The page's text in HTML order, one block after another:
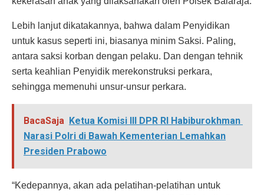
Lebih lanjut dikatakannya, bahwa dalam Penyidikan
untuk kasus seperti ini, biasanya minim Saksi. Paling,
antara saksi korban dengan pelaku. Dan dengan tehnik
serta keahlian Penyidik merekonstruksi perkara,
sehingga memenuhi unsur-unsur perkara.
BacaSaja Ketua Komisi III DPR RI Habiburokhman
Narasi Polri di Bawah Kementerian Lemahkan
Presiden Prabowo
“Kedepannya, akan ada pelatihan-pelatihan untuk